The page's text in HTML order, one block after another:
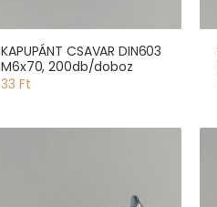
KAPUPÁNT CSAVAR DIN603
M6x70, 200db/doboz
33 Ft